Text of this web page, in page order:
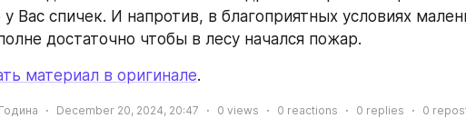
у Вас спичек. И напротив, в благоприятных условиях
достаточно чтобы в лесу начался пожар.
материал в оригинале.
December 20, 2024, 20:47 0 views 0 reactions 0 replies 0